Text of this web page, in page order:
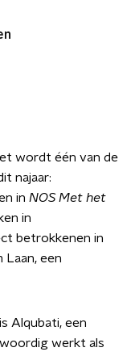
wordt één van de
najaar:
in NOS Met het
in
betrokkenen in
Laan, een
Alqubati, een
werkt als